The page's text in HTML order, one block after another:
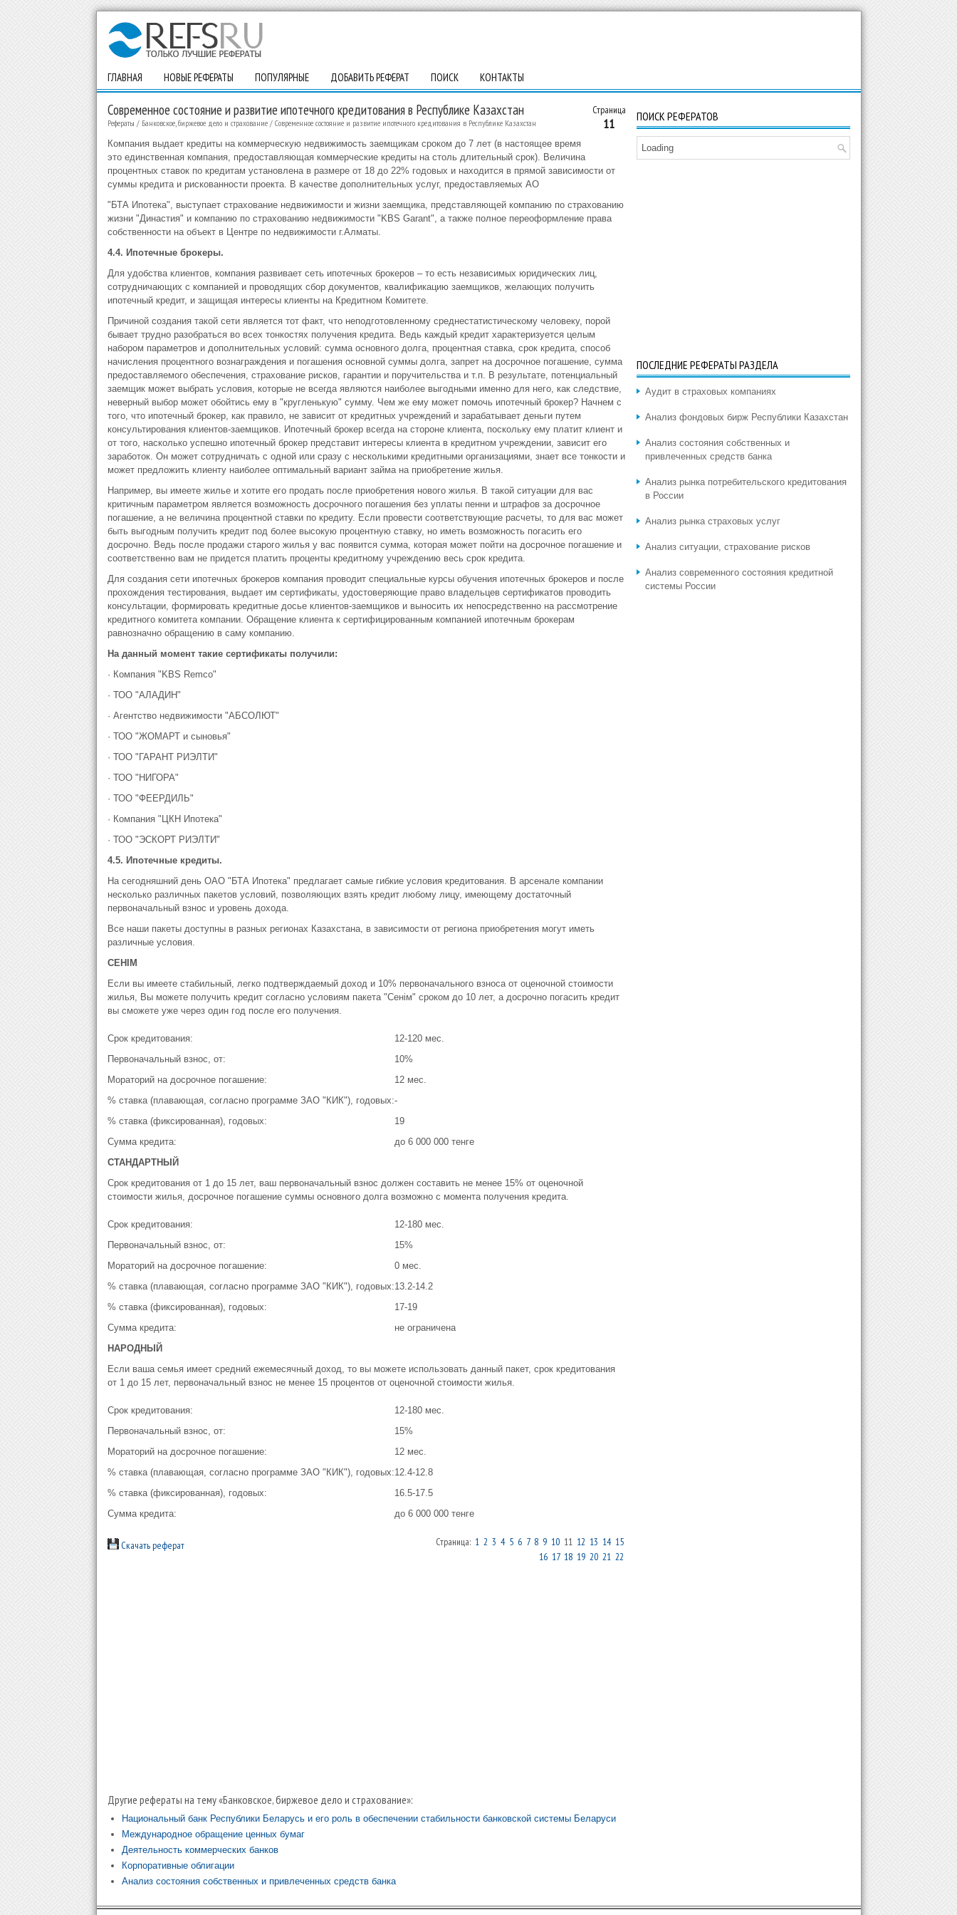
ГЛАВНАЯ НОВЫЕ РЕФЕРАТЫ ПОПУЛЯРНЫЕ ДОБАВИТЬ РЕФЕРАТ ПОИСК КОНТАКТЫ
Страница
11
Современное состояние и развитие ипотечного кредитования в Республике Казахстан
Рефераты / Банковское, биржевое дело и страхование/ Современное состояние и развитие ипотечного кредитования в Республике Казахстан
Компания выдает кредиты на коммерческую недвижимость заемщикам сроком до 7 лет (в настоящее время
это единственная компания, предоставляющая коммерческие кредиты на столь длительный срок). Величина
процентных ставок по кредитам установлена в размере от 18 до 22% годовых и находится в прямой зависимости от
суммы кредита и рискованности проекта. В качестве дополнительных услуг, предоставляемых АО
"БТА Ипотека", выступает страхование недвижимости и жизни заемщика, представляющей компанию по страхованию
жизни "Династия" и компанию по страхованию недвижимости "KBS Garant", а также полное переоформление права
собственности на объект в Центре по недвижимости г.Алматы.
4.4. Ипотечные брокеры.
Для удобства клиентов, компания развивает сеть ипотечных брокеров – то есть независимых юридических лиц,
сотрудничающих с компанией и проводящих сбор документов, квалификацию заемщиков, желающих получить
ипотечный кредит, и защищая интересы клиенты на Кредитном Комитете.
Причиной создания такой сети является тот факт, что неподготовленному среднестатистическому человеку, порой
бывает трудно разобраться во всех тонкостях получения кредита. Ведь каждый кредит характеризуется целым
набором параметров и дополнительных условий: сумма основного долга, процентная ставка, срок кредита, способ
начисления процентного вознаграждения и погашения основной суммы долга, запрет на досрочное погашение, сумма
предоставляемого обеспечения, страхование рисков, гарантии и поручительства и т.п. В результате, потенциальный
заемщик может выбрать условия, которые не всегда являются наиболее выгодными именно для него, как следствие,
неверный выбор может обойтись ему в "кругленькую" сумму. Чем же ему может помочь ипотечный брокер? Начнем с
того, что ипотечный брокер, как правило, не зависит от кредитных учреждений и зарабатывает деньги путем
консультирования клиентов-заемщиков. Ипотечный брокер всегда на стороне клиента, поскольку ему платит клиент и
от того, насколько успешно ипотечный брокер представит интересы клиента в кредитном учреждении, зависит его
заработок. Он может сотрудничать с одной или сразу с несколькими кредитными организациями, знает все тонкости и
может предложить клиенту наиболее оптимальный вариант займа на приобретение жилья.
Например, вы имеете жилье и хотите его продать после приобретения нового жилья. В такой ситуации для вас
критичным параметром является возможность досрочного погашения без уплаты пенни и штрафов за досрочное
погашение, а не величина процентной ставки по кредиту. Если провести соответствующие расчеты, то для вас может
быть выгодным получить кредит под более высокую процентную ставку, но иметь возможность погасить его
досрочно. Ведь после продажи старого жилья у вас появится сумма, которая может пойти на досрочное погашение и
соответственно вам не придется платить проценты кредитному учреждению весь срок кредита.
Для создания сети ипотечных брокеров компания проводит специальные курсы обучения ипотечных брокеров и после
прохождения тестирования, выдает им сертификаты, удостоверяющие право владельцев сертификатов проводить
консультации, формировать кредитные досье клиентов-заемщиков и выносить их непосредственно на рассмотрение
кредитного комитета компании. Обращение клиента к сертифицированным компанией ипотечным брокерам
равнозначно обращению в саму компанию.
На данный момент такие сертификаты получили:
· Компания "KBS Remсo"
· ТОО "АЛАДИН"
· Агентство недвижимости "АБСОЛЮТ"
· ТОО "ЖОМАРТ и сыновья"
· ТОО "ГАРАНТ РИЭЛТИ"
· ТОО "НИГОРА"
· ТОО "ФЕЕРДИЛЬ"
· Компания "ЦКН Ипотека"
· ТОО "ЭСКОРТ РИЭЛТИ"
4.5. Ипотечные кредиты.
На сегодняшний день ОАО "БТА Ипотека" предлагает самые гибкие условия кредитования. В арсенале компании
несколько различных пакетов условий, позволяющих взять кредит любому лицу, имеющему достаточный
первоначальный взнос и уровень дохода.
Все наши пакеты доступны в разных регионах Казахстана, в зависимости от региона приобретения могут иметь
различные условия.
СЕНIМ
Если вы имеете стабильный, легко подтверждаемый доход и 10% первоначального взноса от оценочной стоимости
жилья, Вы можете получить кредит согласно условиям пакета "Сенiм" сроком до 10 лет, а досрочно погасить кредит
вы сможете уже через один год после его получения.
Срок кредитования:
12-120 мес.
Первоначальный взнос, от:
10%
Мораторий на досрочное погашение:
12 мес.
% ставка (плавающая, согласно программе ЗАО "КИК"), годовых:-
% ставка (фиксированная), годовых:
19
Сумма кредита:
до 6 000 000 тенге
СТАНДАРТНЫЙ
Срок кредитования от 1 до 15 лет, ваш первоначальный взнос должен составить не менее 15% от оценочной
стоимости жилья, досрочное погашение суммы основного долга возможно с момента получения кредита.
Срок кредитования:
12-180 мес.
Первоначальный взнос, от:
15%
Мораторий на досрочное погашение:
0 мес.
% ставка (плавающая, согласно программе ЗАО "КИК"), годовых:13.2-14.2
% ставка (фиксированная), годовых:
17-19
Сумма кредита:
не ограничена
НАРОДНЫЙ
Если ваша семья имеет средний ежемесячный доход, то вы можете использовать данный пакет, срок кредитования
от 1 до 15 лет, первоначальный взнос не менее 15 процентов от оценочной стоимости жилья.
Срок кредитования:
12-180 мес.
Первоначальный взнос, от:
15%
Мораторий на досрочное погашение:
12 мес.
% ставка (плавающая, согласно программе ЗАО "КИК"), годовых:12.4-12.8
% ставка (фиксированная), годовых:
16.5-17.5
Сумма кредита:
до 6 000 000 тенге
Скачать реферат Страница: 1 2 3 4 5 6 7 8 9 1011 12 13 14 15
16 17 18 19 20 21 22
Другие рефераты на тему «Банковское, биржевое дело и страхование»:
Национальный банк Республики Беларусь и его роль в обеспечении стабильности банковской системы Беларуси
Международное обращение ценных бумаг
Деятельность коммерческих банков
Корпоративные облигации
Анализ состояния собственных и привлеченных средств банка
ПОИСК РЕФЕРАТОВ
Loading
ПОСЛЕДНИЕ РЕФЕРАТЫ РАЗДЕЛА
Аудит в страховых компаниях
Анализ фондовых бирж Республики Казахстан
Анализ состояния собственных и
привлеченных средств банка
Анализ рынка потребительского кредитования
в России
Анализ рынка страховых услуг
Анализ ситуации, страхование рисков
Анализ современного состояния кредитной
системы России